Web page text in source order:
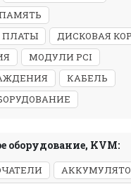
ПЛАТЫ
ДИСКОВАЯ
МОДУЛИ PCI
КАБЕЛЬ
оборудование, KVM: